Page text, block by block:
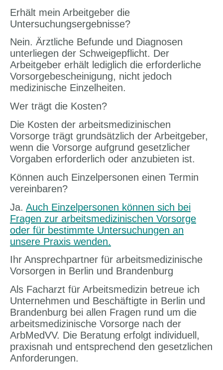
Erhält mein Arbeitgeber die
Untersuchungsergebnisse?
Nein. Ärztliche Befunde und Diagnosen
unterliegen der Schweigepflicht. Der
Arbeitgeber erhält lediglich die erforderliche
Vorsorgebescheinigung, nicht jedoch
medizinische Einzelheiten.
Wer trägt die Kosten?
Die Kosten der arbeitsmedizinischen
Vorsorge trägt grundsätzlich der Arbeitgeber,
wenn die Vorsorge aufgrund gesetzlicher
Vorgaben erforderlich oder anzubieten ist.
Können auch Einzelpersonen einen Termin
vereinbaren?
Ja. Auch Einzelpersonen können sich bei
Fragen zur arbeitsmedizinischen Vorsorge
oder für bestimmte Untersuchungen an
unsere Praxis wenden.
Ihr Ansprechpartner für arbeitsmedizinische
Vorsorgen in Berlin und Brandenburg
Als Facharzt für Arbeitsmedizin betreue ich
Unternehmen und Beschäftigte in Berlin und
Brandenburg bei allen Fragen rund um die
arbeitsmedizinische Vorsorge nach der
ArbMedVV. Die Beratung erfolgt individuell,
praxisnah und entsprechend den gesetzlichen
Anforderungen.